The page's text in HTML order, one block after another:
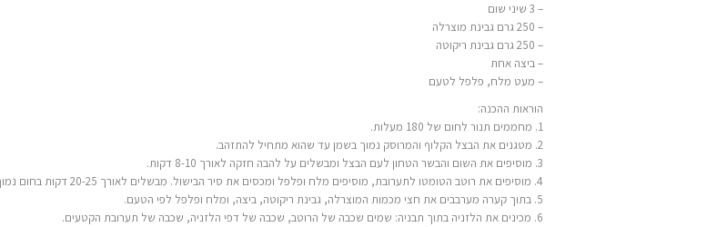
– 3 שיני שום
– 250 גרם גבינת מוצרלה
– 250 גרם גבינת ריקוטה
– ביצה אחת
– מעט מלח, פלפל לטעם
הוראות ההכנה:
1. מחממים תנור לחום של 180 מעלות.
2. מטגנים את הבצל הקלוף והמרוסק נמוך בשמן עד שהוא מתחיל להתזהב.
3. מוסיפים את השום והבשר הטחון לעם הבצל ומבשלים על להבה חזקה לאורך 8-10 דקות.
4. מוסיפים את רוטב הטומטו לתערובת, מוסיפים מלח ופלפל ומכסים את סיר הבישול. מבשלים לאורך 20-25 דקות בחום נמוך.
5. בתוך קערה מערבבים את חצי מכמות המוצרלה, גבינת ריקוטה, ביצה, ומלח ופלפל לפי הטעם.
6. מכינים את הלזניה בתוך תבניה: שמים שכבה של הרוטב, שכבה של דפי הלזניה, שכבה של תערובת הקטעים.